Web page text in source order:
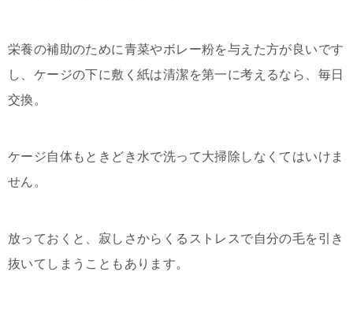
栄養の補助のために青菜やボレー粉を与えた方が良いです
し、ケージの下に敷く紙は清潔を第一に考えるなら、毎日
交換。
ケージ自体もときどき水で洗って大掃除しなくてはいけま
せん。
放っておくと、寂しさからくるストレスで自分の毛を引き
抜いてしまうこともあります。